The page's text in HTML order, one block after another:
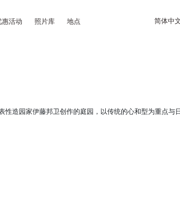
惠活动 照片库 地点 简体中
造园家伊藤邦卫创作的庭园，以传统的心和型为重点与